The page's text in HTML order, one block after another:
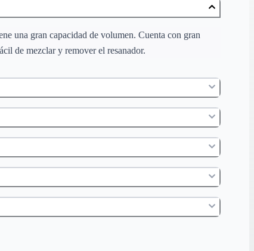
una gran capacidad de volumen. Cuenta con gran
de mezclar y remover el resanador.